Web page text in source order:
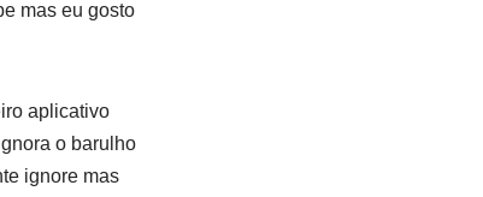
mas eu gosto
aplicativo
o barulho
ignore mas